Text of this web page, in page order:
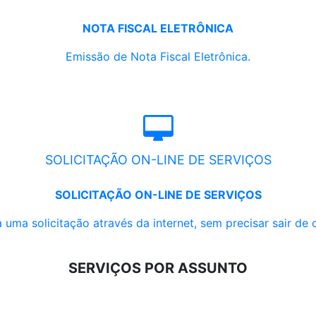
NOTA FISCAL ELETRÔNICA
Emissão de Nota Fiscal Eletrônica.
SOLICITAÇÃO ON-LINE DE SERVIÇOS
SOLICITAÇÃO ON-LINE DE SERVIÇOS
uma solicitação através da internet, sem precisar sair de
SERVIÇOS POR ASSUNTO